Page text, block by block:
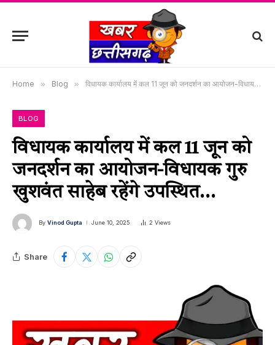
Home » Blog » विधायक कार्यालय में कल 11 जून को जनदर्शन का आयोजन-विधायक गुरु खुशवंत साहेब रहेंगे उपस्थित…
BLOG
विधायक कार्यालय में कल 11 जून को
जनदर्शन का आयोजन-विधायक गुरु
खुशवंत साहेब रहेंगे उपस्थित…
By Vinod Gupta June 10, 2025 2 Views
Share